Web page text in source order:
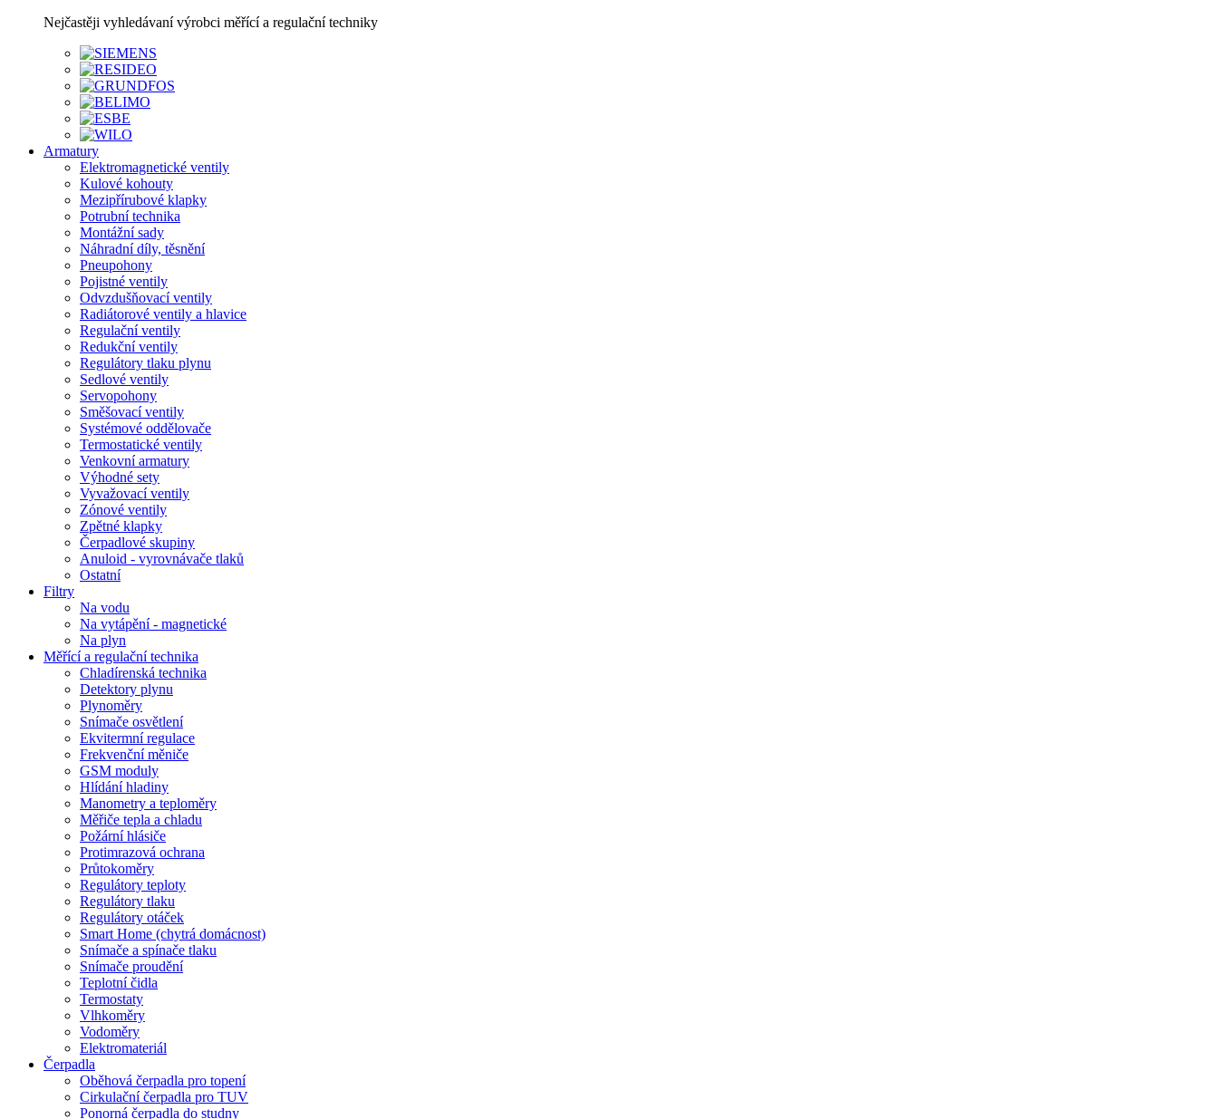
Nejčastěji vyhledávaní výrobci měřící a regulační techniky
Armatury
Elektromagnetické ventily
Kulové kohouty
Mezipřírubové klapky
Potrubní technika
Montážní sady
Náhradní díly, těsnění
Pneupohony
Pojistné ventily
Odvzdušňovací ventily
Radiátorové ventily a hlavice
Regulační ventily
Redukční ventily
Regulátory tlaku plynu
Sedlové ventily
Servopohony
Směšovací ventily
Systémové oddělovače
Termostatické ventily
Venkovní armatury
Výhodné sety
Vyvažovací ventily
Zónové ventily
Zpětné klapky
Čerpadlové skupiny
Anuloid - vyrovnávače tlaků
Ostatní
Filtry
Na vodu
Na vytápění - magnetické
Na plyn
Měřící a regulační technika
Chladírenská technika
Detektory plynu
Plynoměry
Snímače osvětlení
Ekvitermní regulace
Frekvenční měniče
GSM moduly
Hlídání hladiny
Manometry a teploměry
Měřiče tepla a chladu
Požární hlásiče
Protimrazová ochrana
Průtokoměry
Regulátory teploty
Regulátory tlaku
Regulátory otáček
Smart Home (chytrá domácnost)
Snímače a spínače tlaku
Snímače proudění
Teplotní čidla
Termostaty
Vlhkoměry
Vodoměry
Elektromateriál
Čerpadla
Oběhová čerpadla pro topení
Cirkulační čerpadla pro TUV
Ponorná čerpadla do studny